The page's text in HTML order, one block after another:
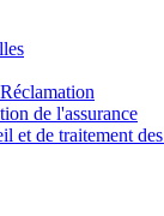
de l'assurance
et de traitement